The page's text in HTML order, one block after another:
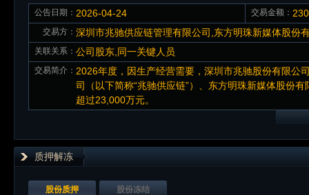
公告日期： 2026-04-24 交易金额：
交易方： 深圳市兆驰供应链管理有限公司,东方明珠新媒体股份
关联关系： 公司股东,同一关键人员
交易简介： 2026年度，因生产经营需要，深圳市兆驰股份有限公
司（以下简称“兆驰供应链”）、东方明珠新媒体股份
超过23,000万元。
质押解冻
股份质押 股份冻结